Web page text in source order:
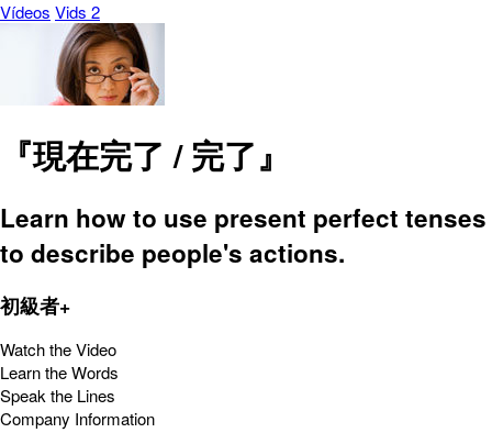
Vídeos Vids 2
『現在完了 / 完了』
Learn how to use present perfect tenses
to describe people's actions.
初級者+
Watch the Video
Learn the Words
Speak the Lines
Company Information